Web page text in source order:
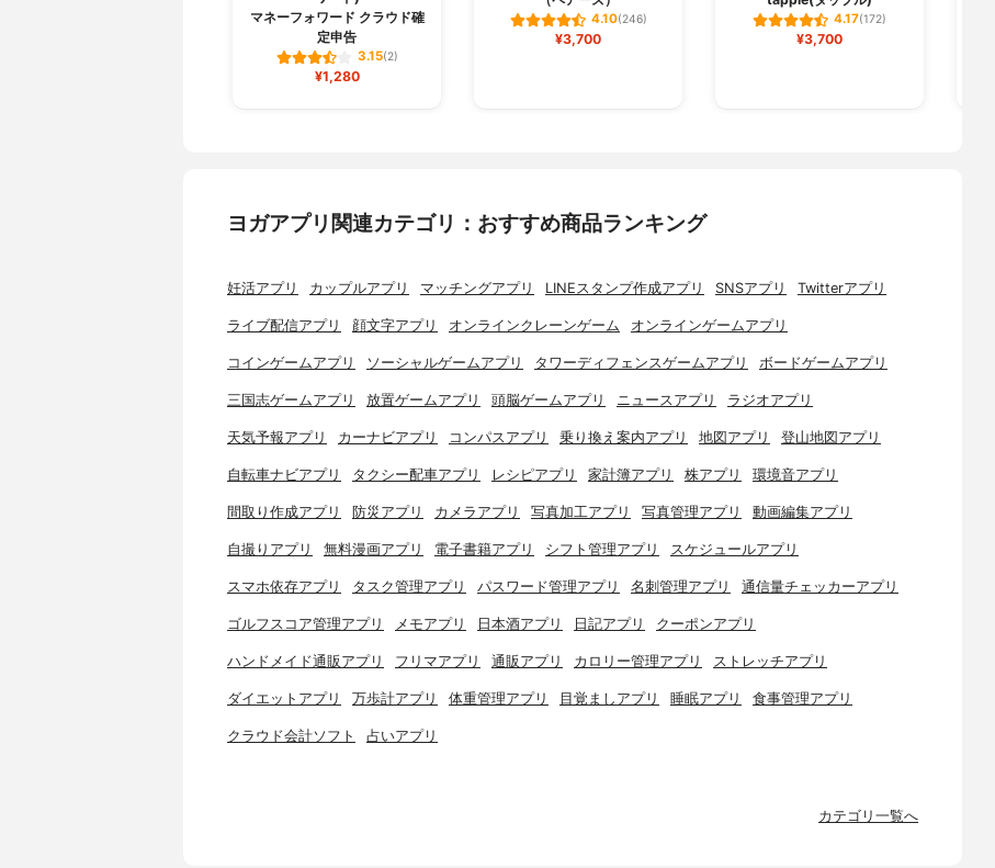
マネーフォワード クラウド確
定申告
3.15(2)
¥1,280
4.10(246)
¥3,700
4.17(172)
¥3,700
ヨガアプリ関連カテゴリ：おすすめ商品ランキング
妊活アプリ カップルアプリ マッチングアプリ LINEスタンプ作成アプリ SNSアプリ Twitterアプリ
ライブ配信アプリ 顔文字アプリ オンラインクレーンゲーム オンラインゲームアプリ
コインゲームアプリ ソーシャルゲームアプリ タワーディフェンスゲームアプリ ボードゲームアプリ
三国志ゲームアプリ 放置ゲームアプリ 頭脳ゲームアプリ ニュースアプリ ラジオアプリ
天気予報アプリ カーナビアプリ コンパスアプリ 乗り換え案内アプリ 地図アプリ 登山地図アプリ
自転車ナビアプリ タクシー配車アプリ レシピアプリ 家計簿アプリ 株アプリ 環境音アプリ
間取り作成アプリ 防災アプリ カメラアプリ 写真加工アプリ 写真管理アプリ 動画編集アプリ
自撮りアプリ 無料漫画アプリ 電子書籍アプリ シフト管理アプリ スケジュールアプリ
スマホ依存アプリ タスク管理アプリ パスワード管理アプリ 名刺管理アプリ 通信量チェッカーアプリ
ゴルフスコア管理アプリ メモアプリ 日本酒アプリ 日記アプリ クーポンアプリ
ハンドメイド通販アプリ フリマアプリ 通販アプリ カロリー管理アプリ ストレッチアプリ
ダイエットアプリ 万歩計アプリ 体重管理アプリ 目覚ましアプリ 睡眠アプリ 食事管理アプリ
クラウド会計ソフト 占いアプリ
カテゴリ一覧へ